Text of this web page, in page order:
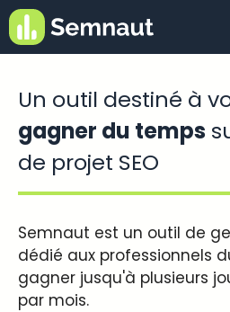
Aller
au
contenu
Un outil destiné à
gagner du temps
de projet SEO
Semnaut est un outil de
dédié aux professionnels
gagner jusqu'à plusieurs
par mois.